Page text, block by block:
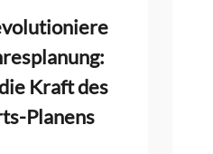
Kraft des
Planens